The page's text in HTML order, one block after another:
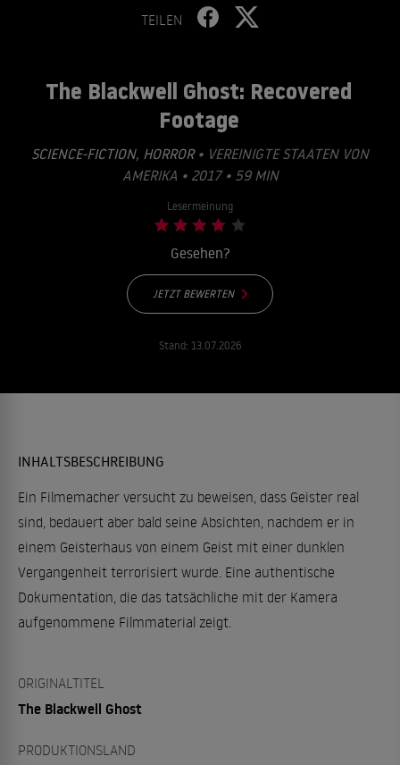
TEILEN
The Blackwell Ghost: Recovered
Footage
SCIENCE-FICTION, HORROR• VEREINIGTE STAATEN VON
AMERIKA • 2017 • 59 MIN
Lesermeinung
Gesehen?
JETZT BEWERTEN
Stand: 13.07.2026
INHALTSBESCHREIBUNG
Ein Filmemacher versucht zu beweisen, dass Geister real
sind, bedauert aber bald seine Absichten, nachdem er in
einem Geisterhaus von einem Geist mit einer dunklen
Vergangenheit terrorisiert wurde. Eine authentische
Dokumentation, die das tatsächliche mit der Kamera
aufgenommene Filmmaterial zeigt.
ORIGINALTITEL
The Blackwell Ghost
PRODUKTIONSLAND